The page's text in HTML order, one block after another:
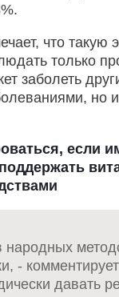
что такую
только
заболеть
но
если
народных
-
давать